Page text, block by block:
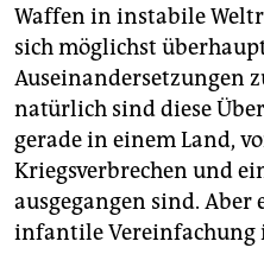
Waffen in instabile
sich möglichst
Auseinandersetzungen
natürlich sind diese
gerade in einem Land,
Kriegsverbrechen und
ausgegangen sind. Aber
infantile